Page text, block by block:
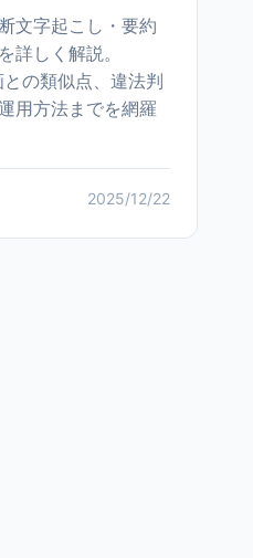
文字起こし・要約
詳しく解説。
の類似点、違法判
用方法までを網羅
2025/12/22